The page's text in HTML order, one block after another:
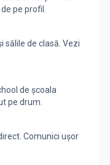
pe profil.
sălile de clasă. Vezi
de școala
pe drum.
Comunici ușor